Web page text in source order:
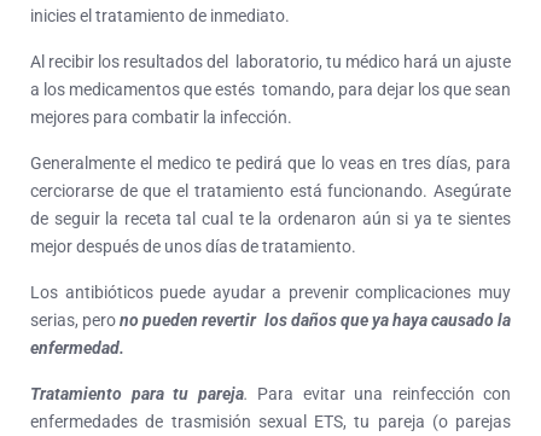
inicies el tratamiento de inmediato.
Al recibir los resultados del laboratorio, tu médico hará un ajuste
a los medicamentos que estés tomando, para dejar los que sean
mejores para combatir la infección.
Generalmente el medico te pedirá que lo veas en tres días, para
cerciorarse de que el tratamiento está funcionando. Asegúrate
de seguir la receta tal cual te la ordenaron aún si ya te sientes
mejor después de unos días de tratamiento.
Los antibióticos puede ayudar a prevenir complicaciones muy
serias, perono pueden revertir los daños que ya haya causado la
enfermedad.
Tratamiento para tu pareja. Para evitar una reinfección con
enfermedades de trasmisión sexual ETS, tu pareja (o parejas